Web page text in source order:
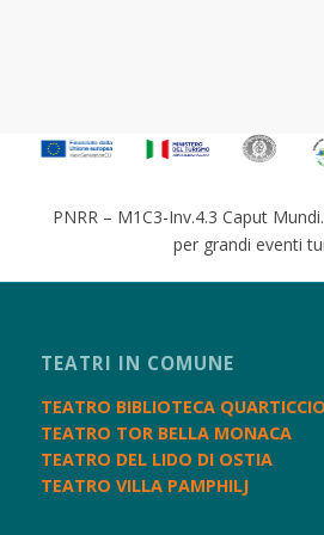
PNRR – M1C3-Inv.4.3 Caput
per grandi eventi
TEATRI IN COMUNE
TEATRO BIBLIOTECA
TEATRO TOR BELLA MONACA
TEATRO DEL LIDO DI OSTIA
TEATRO VILLA PAMPHILJ